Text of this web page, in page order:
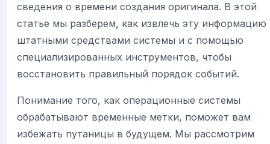
сведения о времени создания оригинала. В этой
статье мы разберем, как извлечь эту информацию
штатными средствами системы и с помощью
специализированных инструментов, чтобы
восстановить правильный порядок событий.
Понимание того, как операционные системы
обрабатывают временные метки, поможет вам
избежать путаницы в будущем. Мы рассмотрим